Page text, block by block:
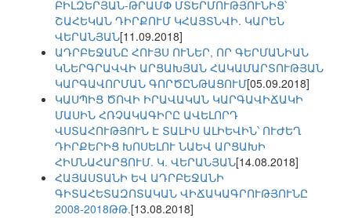
ԲԻԼԶԵՐՅԱՆ-ԹՐԱՄՓ ՄՏԵՐՄՈՒԹՅՈՒՆԻՑ՝
ՇԱՀԵԿԱՆ ԴԻՐՔՈՒՄ ԿՀԱՅՏՆՎԻ. ԿԱՐԵՆ
ՎԵՐԱՆՅԱՆ[11.09.2018]
ԱԴՐԲԵՋԱՆԸ ՀՈՒՅՍ ՈՒՆԵՐ, ՈՐ ԳԵՐՄԱՆԻԱՆ
ԿՆԵՐԳՐԱՎՎԻ ԱՐՑԱԽՅԱՆ ՀԱԿԱՄԱՐՏՈՒԹՅԱՆ
ԿԱՐԳԱՎՈՐՄԱՆ ԳՈՐԾԸՆԹԱՑՈՒՄ[05.09.2018]
ԿԱՍՊԻՑ ԾՈՎԻ ԻՐԱՎԱԿԱՆ ԿԱՐԳԱՎԻՃԱԿԻ
ՄԱՍԻՆ ՀՌՉԱԿԱԳԻՐԸ ԱՎԵԼՈՐԴ
ՎՍՏԱՀՈՒԹՅՈՒՆ Է ՏԱԼԻՍ ԱԼԻԵՎԻՆ՝ ՈՒԺԵՂ
ԴԻՐՔԵՐԻՑ ԽՈՍԵԼՈՒ ՆԱԵՎ ԱՐՑԱԽԻ
ՀԻՄՆԱՀԱՐՑՈՒՄ. Կ. ՎԵՐԱՆՅԱՆ[14.08.2018]
ՀԱՅԱՍՏԱՆԻ ԵՎ ԱԴՐԲԵՋԱՆԻ
ԳԻՏԱՀԵՏԱԶՈՏԱԿԱՆ ՎԻՃԱԿԱԳՐՈՒԹՅՈՒՆԸ
2008-2018ԹԹ.[13.08.2018]